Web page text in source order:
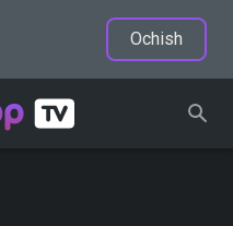
Ochish